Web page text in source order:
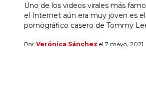
Uno de los videos virales más
el Internet aún era muy joven es
pornográfico casero de Tommy
Warshavsky de Internet
Por Verónica Sánchez el 7 mayo, 2021